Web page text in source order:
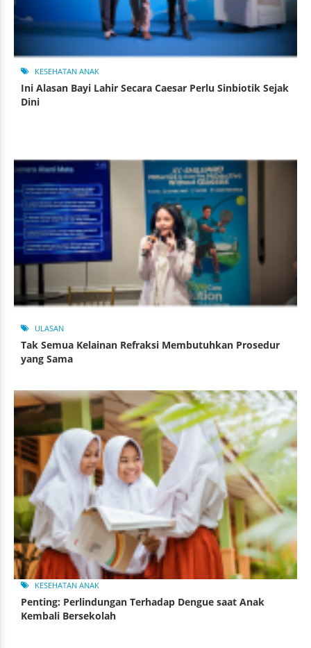
KESEHATAN ANAK
Ini Alasan Bayi Lahir Secara Caesar Perlu Sinbiotik Sejak
Dini
ULASAN
Tak Semua Kelainan Refraksi Membutuhkan Prosedur
yang Sama
KESEHATAN ANAK
Penting: Perlindungan Terhadap Dengue saat Anak
Kembali Bersekolah